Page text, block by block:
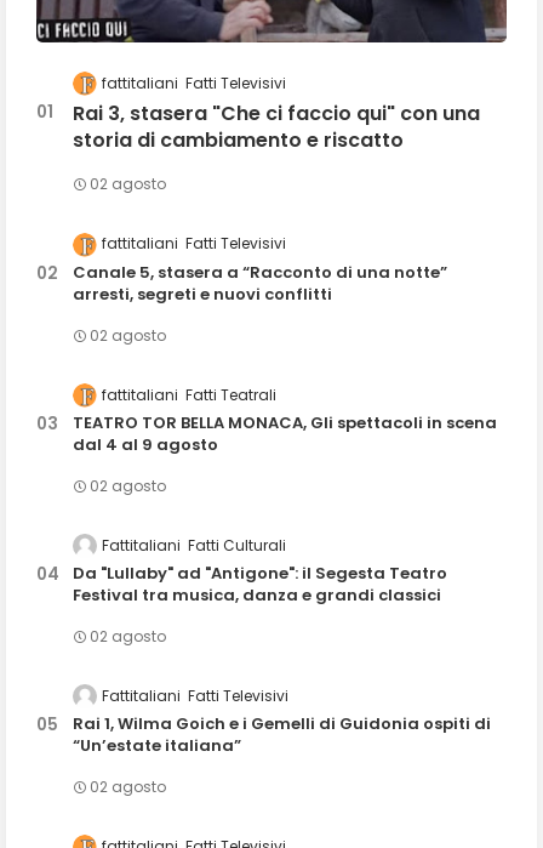
fattitaliani Fatti Televisivi
Rai 3, stasera "Che ci faccio qui" con una
storia di cambiamento e riscatto
02 agosto
fattitaliani Fatti Televisivi
Canale 5, stasera a “Racconto di una notte”
arresti, segreti e nuovi conflitti
02 agosto
fattitaliani Fatti Teatrali
TEATRO TOR BELLA MONACA, Gli spettacoli in scena
dal 4 al 9 agosto
02 agosto
Fattitaliani Fatti Culturali
Da "Lullaby" ad "Antigone": il Segesta Teatro
Festival tra musica, danza e grandi classici
02 agosto
Fattitaliani Fatti Televisivi
Rai 1, Wilma Goich e i Gemelli di Guidonia ospiti di
“Un’estate italiana”
02 agosto